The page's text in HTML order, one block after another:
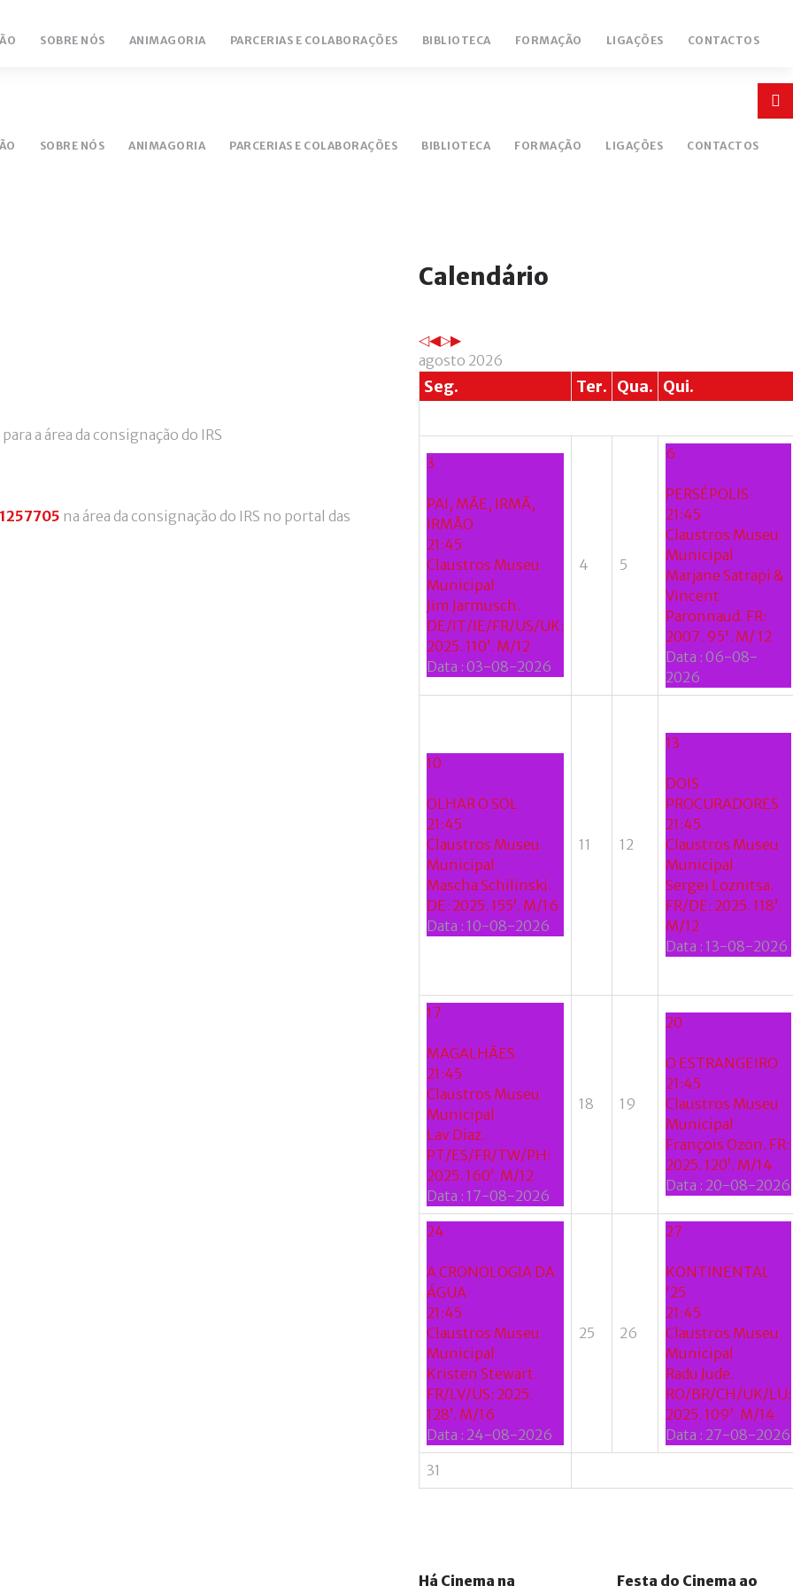
18/19
SOBRE NÓS ANIMAGORIA PARCERIAS E COLABORAÇÕES BIBLIOTECA FORMAÇÃO LIGAÇÕES CONTACTOS
SOBRE NÓS ANIMAGORIA PARCERIAS E COLABORAÇÕES BIBLIOTECA FORMAÇÃO LIGAÇÕES CONTACTOS
a área da consignação do IRS
na área da consignação do IRS no portal das
Calendário
Ano
anterior
Mês
anterior
Próximo
ano
Próximo
mês
agosto 2026
Seg. Ter. Qua. Qui.
3
PAI, MÃE, IRMÃ,
IRMÃO
21:45
Claustros Museu
Municipal
Jim Jarmusch.
DE/IT/IE/FR/US/UK:
2025. 110’. M/12
Data : 03-08-2026
4 5
6
PERSÉPOLIS
21:45
Claustros Museu
Municipal
Marjane Satrapi &
Vincent
Paronnaud. FR:
2007. 95'. M/ 12
Data : 06-08-
2026
10
OLHAR O SOL
21:45
Claustros Museu
Municipal
Mascha Schilinski.
DE: 2025. 155’. M/16
Data : 10-08-2026
11 12
13
DOIS
PROCURADORES
21:45
Claustros Museu
Municipal
Sergei Loznitsa.
FR/DE: 2025. 118’.
M/12
Data : 13-08-2026
17
MAGALHÃES
21:45
Claustros Museu
Municipal
Lav Diaz.
PT/ES/FR/TW/PH:
2025. 160’. M/12
Data : 17-08-2026
18 19
20
O ESTRANGEIRO
21:45
Claustros Museu
Municipal
François Ozon. FR:
2025. 120’. M/14
Data : 20-08-2026
24
A CRONOLOGIA DA
ÁGUA
21:45
Claustros Museu
Municipal
Kristen Stewart.
FR/LV/US: 2025.
128’. M/16
Data : 24-08-2026
25 26
27
KONTINENTAL
'25
21:45
Claustros Museu
Municipal
Radu Jude.
RO/BR/CH/UK/LU:
2025. 109’. M/14
Data : 27-08-2026
31
Há Cinema na Festa do Cinema ao
or
register
Remember
se
de
Esqueceu-
da
senha?
with
Facebook
with
Google
+